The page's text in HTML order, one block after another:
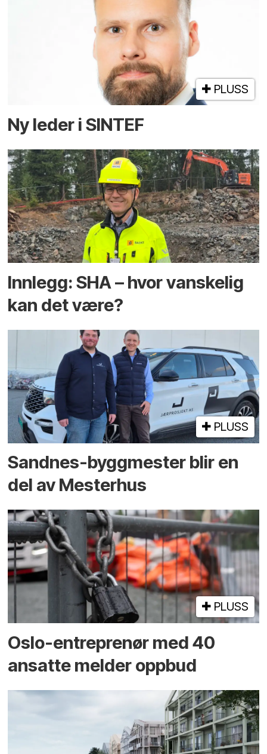
PLUSS
Ny leder i SINTEF
Innlegg: SHA – hvor vanskelig
kan det være?
PLUSS
Sandnes-byggmester blir en
del av Mesterhus
PLUSS
Oslo-entreprenør med 40
ansatte melder oppbud